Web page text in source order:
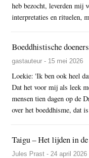
heb bezocht, leverden mij
interpretaties en rituelen,
Boeddhistische
gastauteur - 15 mei 2026
Loekie: 'Ik ben ook heel
Dat het voor mij als leek
mensen tien dagen op de
over het boeddhisme, dat
Taigu – Het lijden in
Jules Prast - 24 april 2026